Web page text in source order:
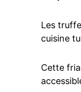
Les
cuisine
Cette